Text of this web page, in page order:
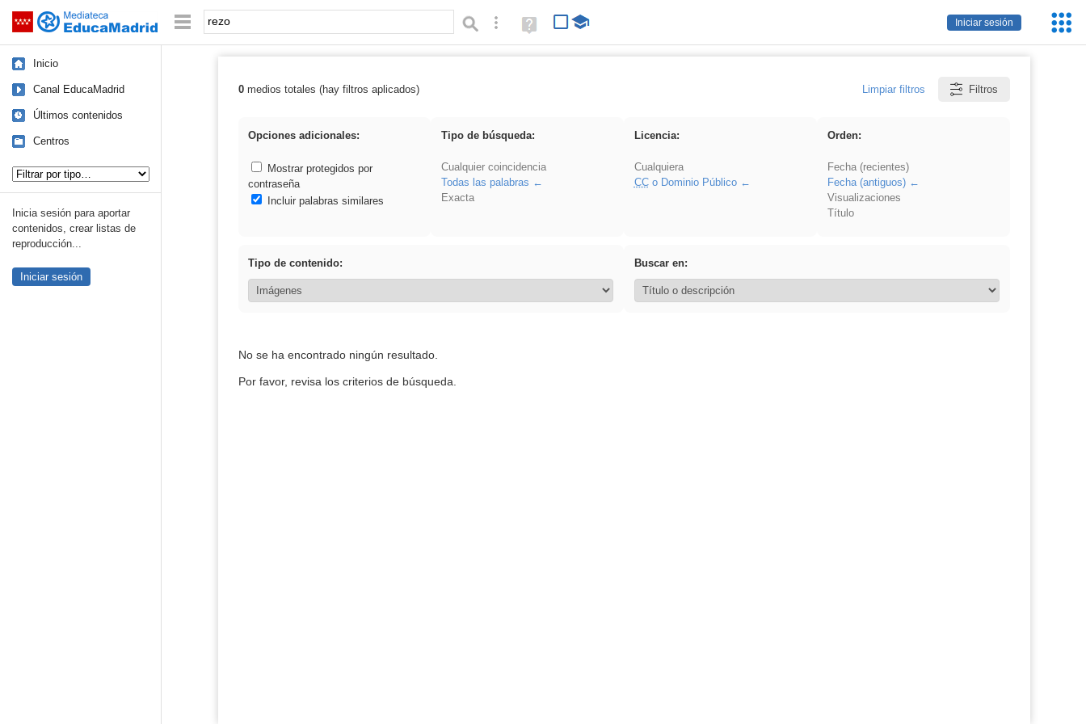
Saltar navegación
Iniciar sesión
Palabra o frase: Búsqueda avanzada
Ayuda
(en
Inicio
Canal EducaMadrid
Últimos contenidos
Centros
Inicia sesión para aportar
contenidos, crear listas de
reproducción...
Iniciar sesión
Resultados de: rezo
0medios totales (hay filtros aplicados) Limpiar filtros Filtros
Opciones adicionales:
Mostrar protegidos por
contraseña
Incluir palabras similares
Tipo de búsqueda:
Cualquier coincidencia
Todas las palabras
Exacta
Licencia:
Cualquiera
CCo Dominio Público
Orden:
Fecha (recientes)
Fecha (antiguos)
Visualizaciones
Título
Tipo de contenido: Buscar en:
No se ha encontrado ningún resultado.
Por favor, revisa los criterios de búsqueda.